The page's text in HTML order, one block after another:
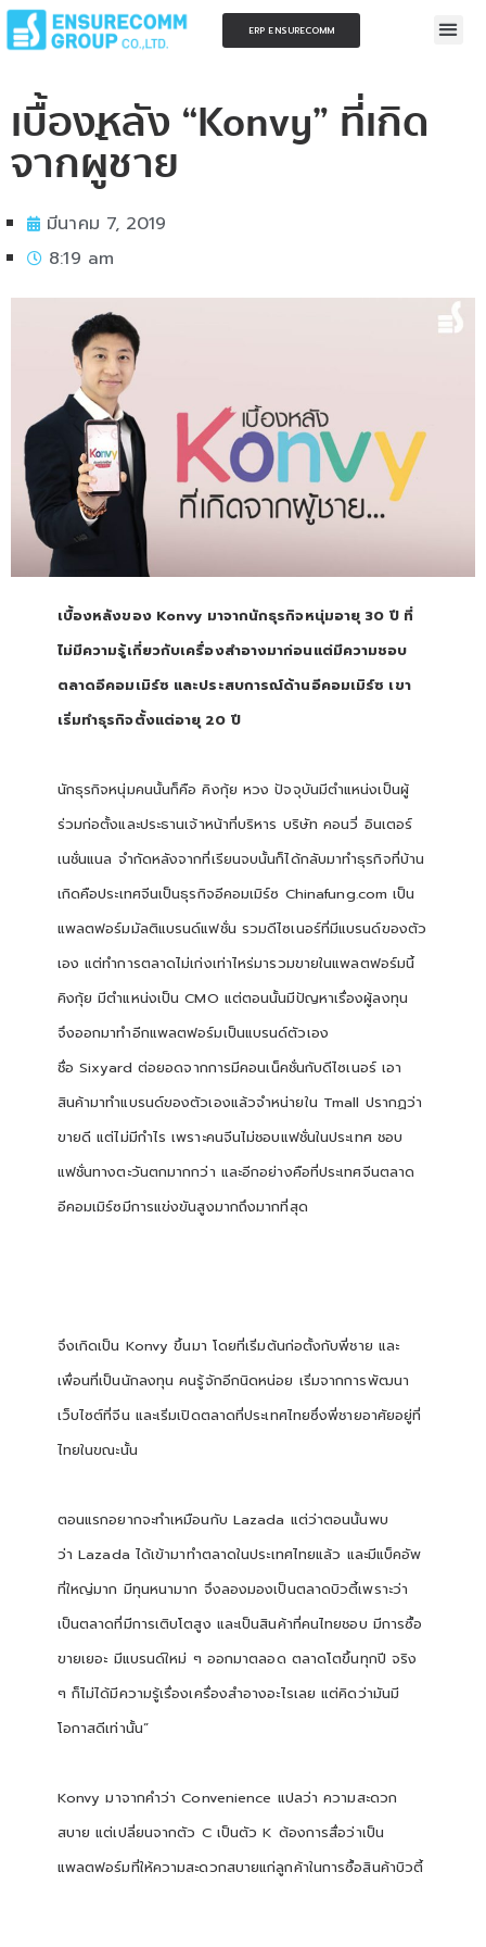
ERP ENSURECOMM
เบื้องหลัง “Konvy” ที่เกิด
จากผู้ชาย
มีนาคม 7, 2019
8:19 am
เบื้องหลังของKonvy มาจากนักธุรกิจหนุ่มอายุ 30 ปี ที่
ไม่มีความรู้เกี่ยวกับเครื่องสำอางมาก่อนแต่มีความชอบ
ตลาดอีคอมเมิร์ซ และประสบการณ์ด้านอีคอมเมิร์ซ เขา
เริ่มทำธุรกิจตั้งแต่อายุ 20 ปี
นักธุรกิจหนุ่มคนนั้นก็คือ คิงกุ้ย หวง ปัจจุบันมีตำแหน่งเป็นผู้
ร่วมก่อตั้งและประธานเจ้าหน้าที่บริหาร บริษัท คอนวี่ อินเตอร์
เนชั่นแนล จำกัดหลังจากที่เรียนจบนั้นก็ได้กลับมาทำธุรกิจที่บ้าน
เกิดคือประเทศจีนเป็นธุรกิจอีคอมเมิร์ซ Chinafung.comเป็น
แพลตฟอร์มมัลติแบรนด์แฟชั่น รวมดีไซเนอร์ที่มีแบรนด์ของตัว
เอง แต่ทำการตลาดไม่เก่งเท่าไหร่มารวมขายในแพลตฟอร์มนี้
คิงกุ้ย มีตำแหน่งเป็น CMO แต่ตอนนั้นมีปัญหาเรื่องผู้ลงทุน
จึงออกมาทำอีกแพลตฟอร์มเป็นแบรนด์ตัวเอง
ชื่อ Sixyard ต่อยอดจากการมีคอนเน็คชั่นกับดีไซเนอร์ เอา
สินค้ามาทำแบรนด์ของตัวเองแล้วจำหน่ายใน Tmall ปรากฏว่า
ขายดี แต่ไม่มีกำไร เพราะคนจีนไม่ชอบแฟชั่นในประเทศ ชอบ
แฟชั่นทางตะวันตกมากกว่า และอีกอย่างคือที่ประเทศจีนตลาด
อีคอมเมิร์ซมีการแข่งขันสูงมากถึงมากที่สุด
จึงเกิดเป็น Konvyขึ้นมา โดยที่เริ่มต้นก่อตั้งกับพี่ชาย และ
เพื่อนที่เป็นนักลงทุน คนรู้จักอีกนิดหน่อย เริ่มจากการพัฒนา
เว็บไซต์ที่จีน และเริ่มเปิดตลาดที่ประเทศไทยซึ่งพี่ชายอาศัยอยู่ที่
ไทยในขณะนั้น
ตอนแรกอยากจะทำเหมือนกับ Lazada แต่ว่าตอนนั้นพบ
ว่า Lazada ได้เข้ามาทำตลาดในประเทศไทยแล้ว และมีแบ็คอัพ
ที่ใหญ่มาก มีทุนหนามาก จึงลองมองเป็นตลาดบิวตี้เพราะว่า
เป็นตลาดที่มีการเติบโตสูง และเป็นสินค้าที่คนไทยชอบ มีการซื้อ
ขายเยอะ มีแบรนด์ใหม่ ๆ ออกมาตลอด ตลาดโตขึ้นทุกปี จริง
ๆ ก็ไม่ได้มีความรู้เรื่องเครื่องสำอางอะไรเลย แต่คิดว่ามันมี
โอกาสดีเท่านั้น”
Konvyมาจากคำว่า Convenience แปลว่า ความสะดวก
สบาย แต่เปลี่ยนจากตัว C เป็นตัว K ต้องการสื่อว่าเป็น
แพลตฟอร์มที่ให้ความสะดวกสบายแก่ลูกค้าในการซื้อสินค้าบิวตี้